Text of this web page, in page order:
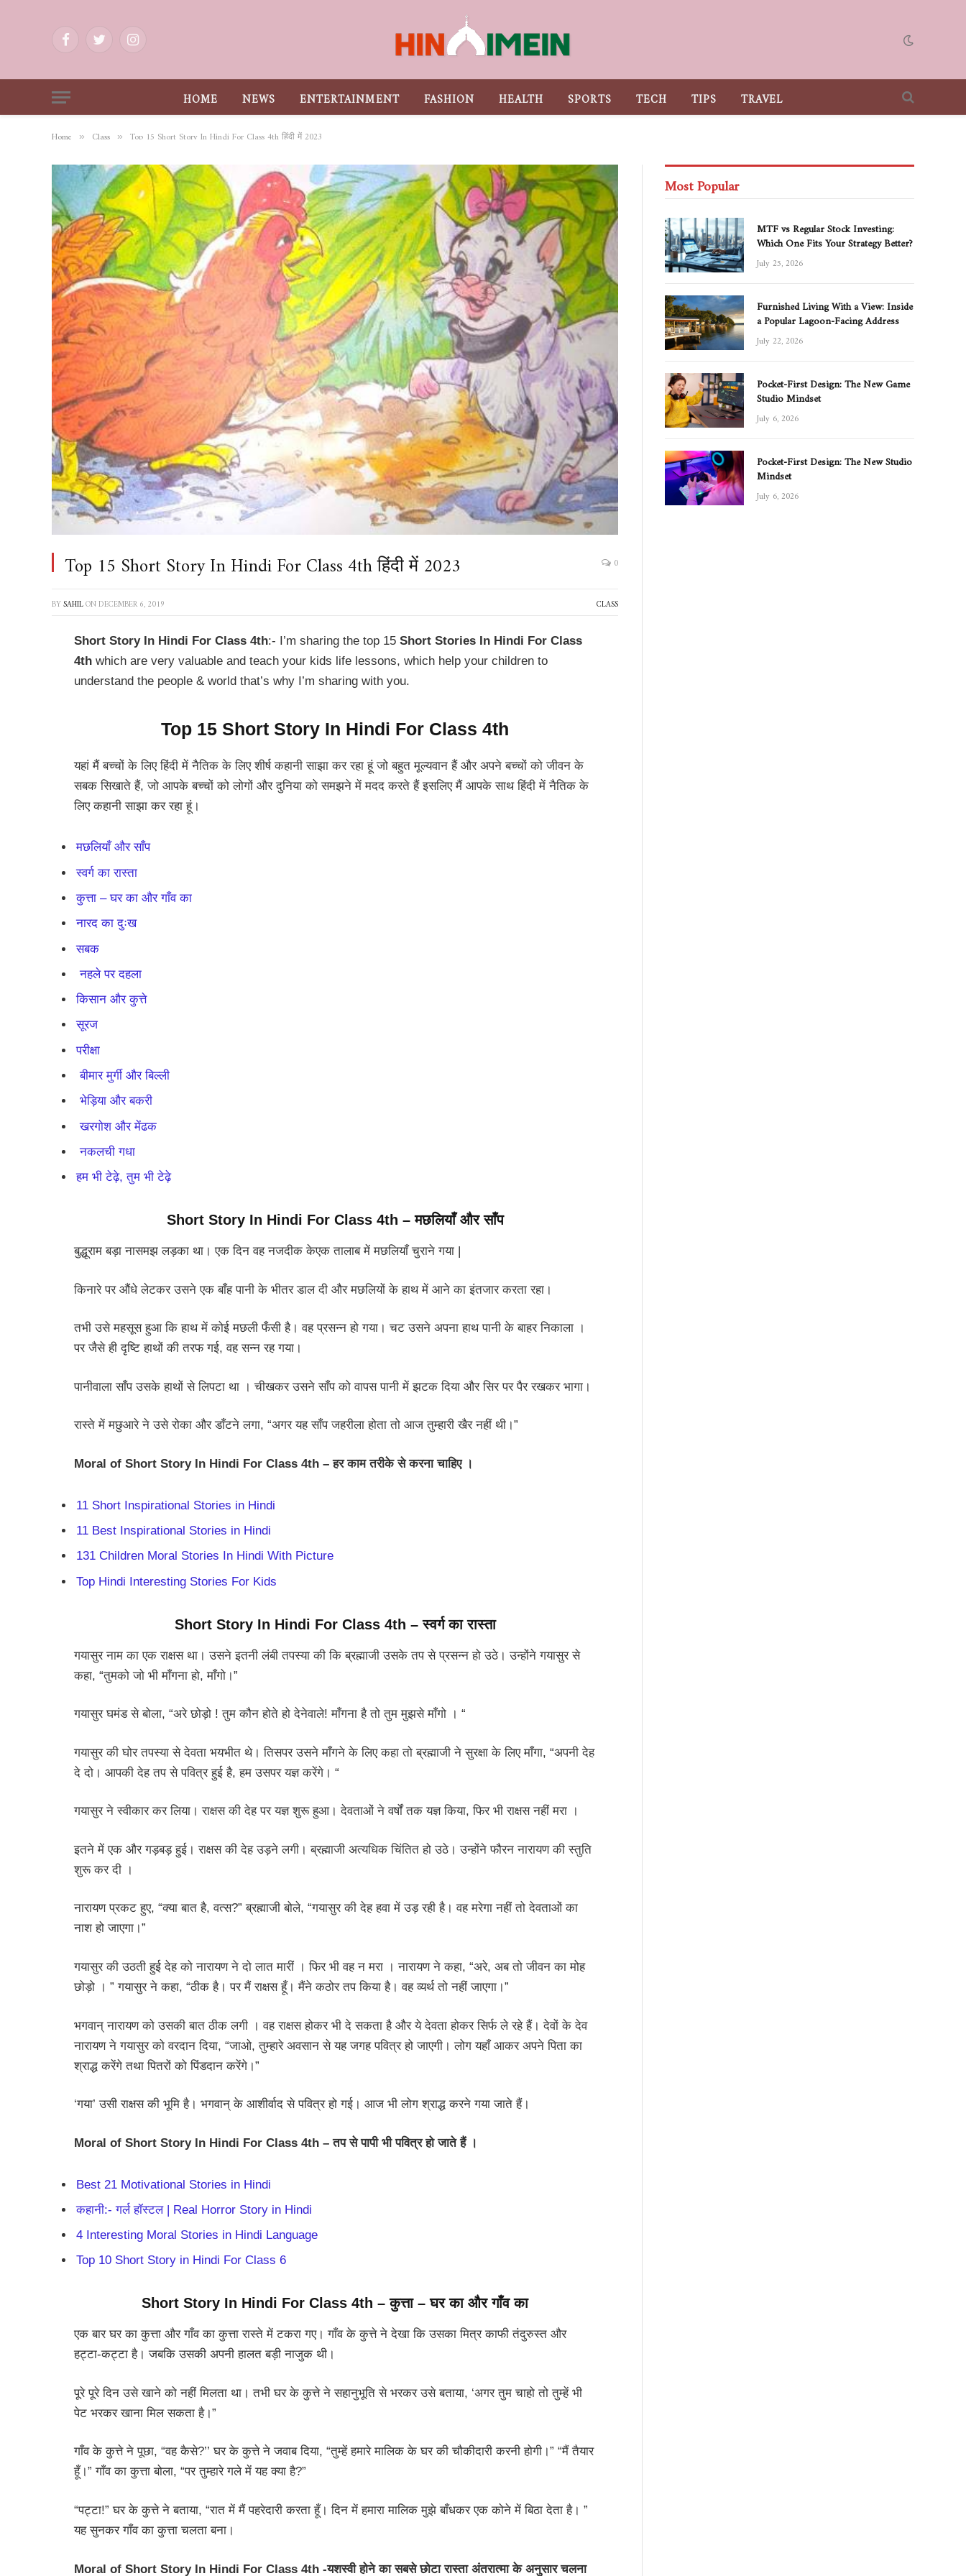
FacebookTwitterInstagram
HOME NEWS ENTERTAINMENT FASHION HEALTH SPORTS TECH TIPS TRAVEL
Home » Class » Top 15 Short Story In Hindi For Class 4th हिंदी में 2023
Top 15 Short Story In Hindi For Class 4th हिंदी में 2023 0
BYSAHILONDECEMBER 6, 2019 CLASS
Short Story In Hindi For Class 4th:- I’m sharing the top 15 Short Stories In Hindi For Class
4th which are very valuable and teach your kids life lessons, which help your children to
understand the people & world that’s why I’m sharing with you.
Top 15 Short Story In Hindi For Class 4th
यहां मैं बच्चों के लिए हिंदी में नैतिक के लिए शीर्ष कहानी साझा कर रहा हूं जो बहुत मूल्यवान हैं और अपने बच्चों को जीवन के
सबक सिखाते हैं, जो आपके बच्चों को लोगों और दुनिया को समझने में मदद करते हैं इसलिए मैं आपके साथ हिंदी में नैतिक के
लिए कहानी साझा कर रहा हूं।
मछलियाँ और साँप
स्वर्ग का रास्ता
कुत्ता – घर का और गाँव का
नारद का दुःख
सबक
नहले पर दहला
किसान और कुत्ते
सूरज
परीक्षा
बीमार मुर्गी और बिल्ली
भेड़िया और बकरी
खरगोश और मेंढक
नकलची गधा
हम भी टेढ़े, तुम भी टेढ़े
Short Story In Hindi For Class 4th – मछलियाँ और साँप
बुद्धूराम बड़ा नासमझ लड़का था। एक दिन वह नजदीक केएक तालाब में मछलियाँ चुराने गया |
किनारे पर औंधे लेटकर उसने एक बाँह पानी के भीतर डाल दी और मछलियों के हाथ में आने का इंतजार करता रहा।
तभी उसे महसूस हुआ कि हाथ में कोई मछली फँसी है। वह प्रसन्न हो गया। चट उसने अपना हाथ पानी के बाहर निकाला ।
पर जैसे ही दृष्टि हाथों की तरफ गई, वह सन्न रह गया।
पानीवाला साँप उसके हाथों से लिपटा था । चीखकर उसने साँप को वापस पानी में झटक दिया और सिर पर पैर रखकर भागा।
रास्ते में मछुआरे ने उसे रोका और डाँटने लगा, “अगर यह साँप जहरीला होता तो आज तुम्हारी खैर नहीं थी।”
Moral of Short Story In Hindi For Class 4th – हर काम तरीके से करना चाहिए ।
11 Short Inspirational Stories in Hindi
11 Best Inspirational Stories in Hindi
131 Children Moral Stories In Hindi With Picture
Top Hindi Interesting Stories For Kids
Short Story In Hindi For Class 4th – स्वर्ग का रास्ता
गयासुर नाम का एक राक्षस था। उसने इतनी लंबी तपस्या की कि ब्रह्माजी उसके तप से प्रसन्न हो उठे। उन्होंने गयासुर से
कहा, “तुमको जो भी माँगना हो, माँगो।”
गयासुर घमंड से बोला, “अरे छोड़ो ! तुम कौन होते हो देनेवाले! माँगना है तो तुम मुझसे माँगो । “
गयासुर की घोर तपस्या से देवता भयभीत थे। तिसपर उसने माँगने के लिए कहा तो ब्रह्माजी ने सुरक्षा के लिए माँगा, “अपनी देह
दे दो। आपकी देह तप से पवित्र हुई है, हम उसपर यज्ञ करेंगे। “
गयासुर ने स्वीकार कर लिया। राक्षस की देह पर यज्ञ शुरू हुआ। देवताओं ने वर्षों तक यज्ञ किया, फिर भी राक्षस नहीं मरा ।
इतने में एक और गड़बड़ हुई। राक्षस की देह उड़ने लगी। ब्रह्माजी अत्यधिक चिंतित हो उठे। उन्होंने फौरन नारायण की स्तुति
शुरू कर दी ।
नारायण प्रकट हुए, “क्या बात है, वत्स?” ब्रह्माजी बोले, “गयासुर की देह हवा में उड़ रही है। वह मरेगा नहीं तो देवताओं का
नाश हो जाएगा।”
गयासुर की उठती हुई देह को नारायण ने दो लात मारीं । फिर भी वह न मरा । नारायण ने कहा, “अरे, अब तो जीवन का मोह
छोड़ो । ” गयासुर ने कहा, “ठीक है। पर मैं राक्षस हूँ। मैंने कठोर तप किया है। वह व्यर्थ तो नहीं जाएगा।”
भगवान् नारायण को उसकी बात ठीक लगी । वह राक्षस होकर भी दे सकता है और ये देवता होकर सिर्फ ले रहे हैं। देवों के देव
नारायण ने गयासुर को वरदान दिया, “जाओ, तुम्हारे अवसान से यह जगह पवित्र हो जाएगी। लोग यहाँ आकर अपने पिता का
श्राद्ध करेंगे तथा पितरों को पिंडदान करेंगे।”
‘गया’ उसी राक्षस की भूमि है। भगवान् के आशीर्वाद से पवित्र हो गई। आज भी लोग श्राद्ध करने गया जाते हैं।
Moral of Short Story In Hindi For Class 4th – तप से पापी भी पवित्र हो जाते हैं ।
Best 21 Motivational Stories in Hindi
कहानी:- गर्ल हॉस्टल | Real Horror Story in Hindi
4 Interesting Moral Stories in Hindi Language
Top 10 Short Story in Hindi For Class 6
Short Story In Hindi For Class 4th – कुत्ता – घर का और गाँव का
एक बार घर का कुत्ता और गाँव का कुत्ता रास्ते में टकरा गए। गाँव के कुत्ते ने देखा कि उसका मित्र काफी तंदुरुस्त और
हट्टा-कट्टा है। जबकि उसकी अपनी हालत बड़ी नाजुक थी।
पूरे पूरे दिन उसे खाने को नहीं मिलता था। तभी घर के कुत्ते ने सहानुभूति से भरकर उसे बताया, ‘अगर तुम चाहो तो तुम्हें भी
पेट भरकर खाना मिल सकता है।”
गाँव के कुत्ते ने पूछा, “वह कैसे?’’ घर के कुत्ते ने जवाब दिया, “तुम्हें हमारे मालिक के घर की चौकीदारी करनी होगी।” “मैं तैयार
हूँ।” गाँव का कुत्ता बोला, “पर तुम्हारे गले में यह क्या है?”
“पट्टा!” घर के कुत्ते ने बताया, “रात में मैं पहरेदारी करता हूँ। दिन में हमारा मालिक मुझे बाँधकर एक कोने में बिठा देता है। ”
यह सुनकर गाँव का कुत्ता चलता बना।
Moral of Short Story In Hindi For Class 4th -यशस्वी होने का सबसे छोटा रास्ता अंतरात्मा के अनुसार चलना
Most Popular
MTF vs Regular Stock Investing:
Which One Fits Your Strategy Better?
July 25, 2026
Furnished Living With a View: Inside
a Popular Lagoon-Facing Address
July 22, 2026
Pocket-First Design: The New Game
Studio Mindset
July 6, 2026
Pocket-First Design: The New Studio
Mindset
July 6, 2026